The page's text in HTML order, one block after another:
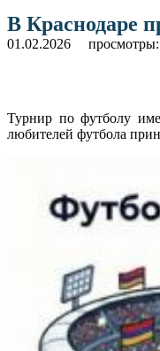
В Краснодаре
01.02.2026
Турнир по футболу
любителей футбола